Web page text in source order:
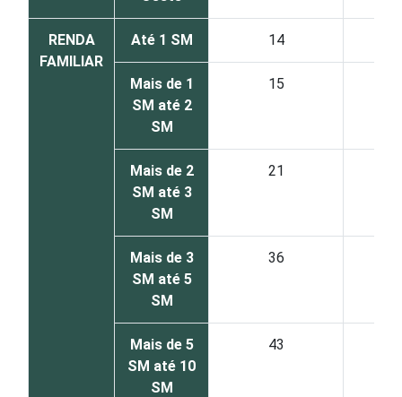
RENDA
FAMILIAR
Até 1 SM 14
Mais de 1
SM até 2
SM
15
Mais de 2
SM até 3
SM
21
Mais de 3
SM até 5
SM
36
Mais de 5
SM até 10
SM
43